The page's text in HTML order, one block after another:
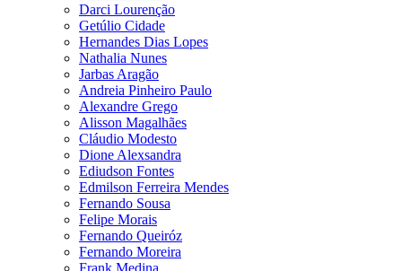
Darci Lourenção
Getúlio Cidade
Hernandes Dias Lopes
Nathalia Nunes
Jarbas Aragão
Andreia Pinheiro Paulo
Alexandre Grego
Alisson Magalhães
Cláudio Modesto
Dione Alexsandra
Ediudson Fontes
Edmilson Ferreira Mendes
Fernando Sousa
Felipe Morais
Fernando Queiróz
Fernando Moreira
Frank Medina